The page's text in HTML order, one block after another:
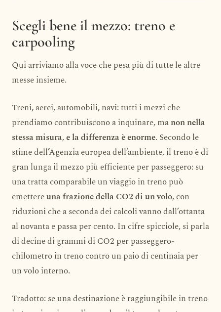
Scegli bene il mezzo: treno e
carpooling
Qui arriviamo alla voce che pesa più di tutte le altre
messe insieme.
Treni, aerei, automobili, navi: tutti i mezzi che
prendiamo contribuiscono a inquinare, manon nella
stessa misura, e la differenza è enorme. Secondo le
stime dell’Agenzia europea dell’ambiente, il treno è di
gran lunga il mezzo più efficiente per passeggero: su
una tratta comparabile un viaggio in treno può
emettereuna frazione della CO2 di un volo, con
riduzioni che a seconda dei calcoli vanno dall’ottanta
al novanta e passa per cento. In cifre spicciole, si parla
di decine di grammi di CO2 per passeggero-
chilometro in treno contro un paio di centinaia per
un volo interno.
Tradotto: se una destinazione è raggiungibile in treno